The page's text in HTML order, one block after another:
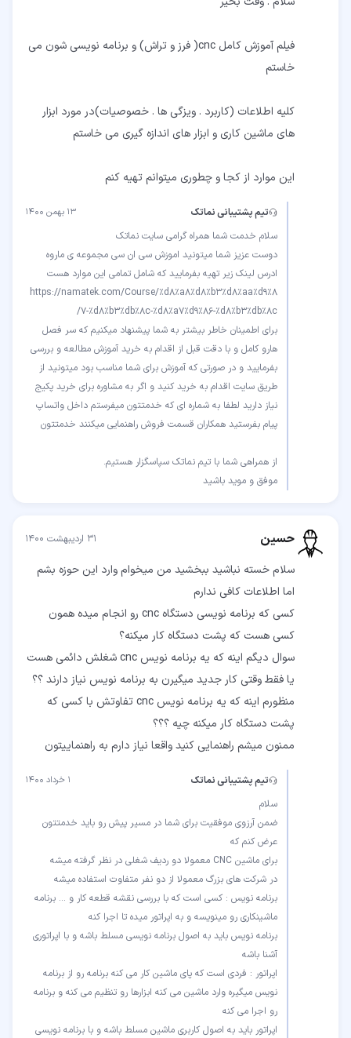
فیلم آموزش کامل cnc( فرز و تراش) و برنامه نویسی شون می
کلیه اطلاعات (کاربرد . ویزگی ها . خصوصیات)در مورد ابزار
این موارد از کجا و چطوری میتوانم تهیه کنم
تیم پشتیبانی نماتک ۱۳ بهمن ۱۴۰۰
دوست عزیز شما میتونید اموزش سی ان سی مجموعه ی ماروه
https://namatek.com/Course/%d8%a8%d8%b3%d8%aa%d9%8
برای اطمینان خاطر بیشتر به شما پیشنهاد میکنیم که سر فصل
هارو کامل و با دقت قبل از اقدام به خرید آموزش مطالعه و بررسی
بفرمایید و در صورتی که آموزش برای شما مناسب بود میتونید از
طریق سایت اقدام به خرید کنید و اگر به مشاوره برای خرید پکیج
نیاز دارید لطفا به شماره ای که خدمتتون میفرستم داخل واتساپ
موفق و موید باشید
حسین ۳۱ اردیبهشت ۱۴۰۰
سلام خسته نباشید ببخشید من میخوام وارد این حوزه بشم
کسی که برنامه نویسی دستگاه cnc رو انجام میده همون
سوال دیگم اینه که یه برنامه نویس cnc شغلش دائمی هست
منظورم اینه که یه برنامه نویس cnc تفاوتش با کسی که
ممنون میشم راهنمایی کنید واقعا نیاز دارم به راهنماییتون
تیم پشتیبانی نماتک ۱ خرداد ۱۴۰۰
ضمن آرزوی موفقیت برای شما در مسیر پیش رو باید خدمتتون
برنامه نویس : کسی است که با بررسی نقشه قطعه کار و ... برنامه
برنامه نویس باید به اصول برنامه نویسی مسلط باشه و با اپراتوری
اپراتور : فردی است که پای ماشین کار می کنه برنامه رو از برنامه
نویس میگیره وارد ماشین می کنه ابزارها رو تنظیم می کنه و برنامه
اپراتور باید به اصول کاربری ماشین مسلط باشه و با برنامه نویسی